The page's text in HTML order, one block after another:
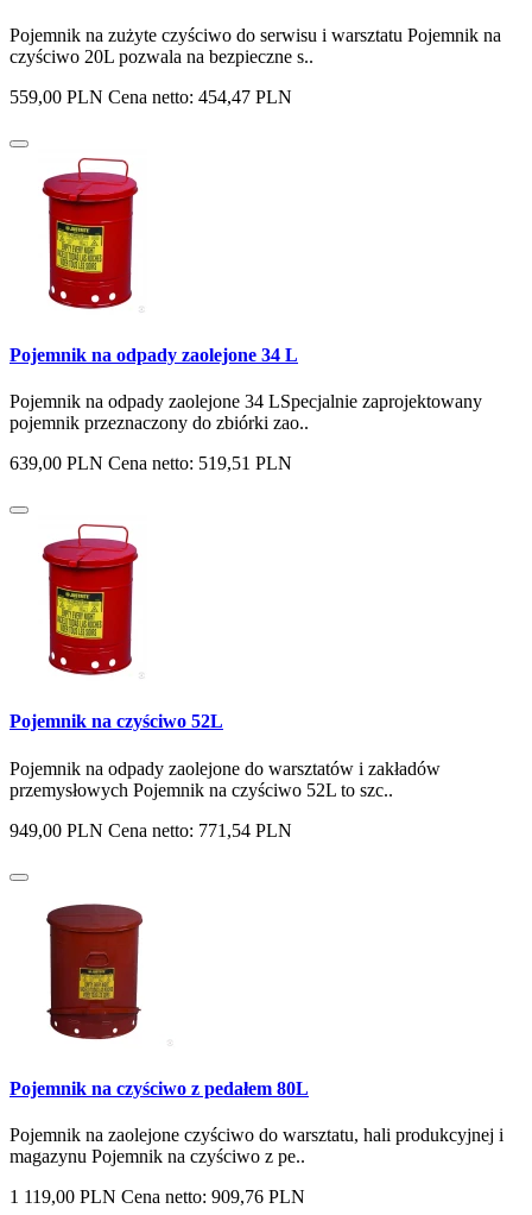
Pojemnik na zużyte czyściwo do serwisu i warsztatu Pojemnik na
czyściwo 20L pozwala na bezpieczne s..
559,00 PLN Cena netto: 454,47 PLN
Pojemnik na odpady zaolejone 34 L
Pojemnik na odpady zaolejone 34 LSpecjalnie zaprojektowany
pojemnik przeznaczony do zbiórki zao..
639,00 PLN Cena netto: 519,51 PLN
Pojemnik na czyściwo 52L
Pojemnik na odpady zaolejone do warsztatów i zakładów
przemysłowych Pojemnik na czyściwo 52L to szc..
949,00 PLN Cena netto: 771,54 PLN
Pojemnik na czyściwo z pedałem 80L
Pojemnik na zaolejone czyściwo do warsztatu, hali produkcyjnej i
magazynu Pojemnik na czyściwo z pe..
1 119,00 PLN Cena netto: 909,76 PLN